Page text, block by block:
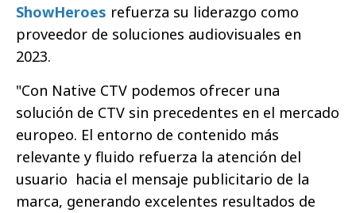
ShowHeroes refuerza su liderazgo como
proveedor de soluciones audiovisuales en
2023.
"Con Native CTV podemos ofrecer una
solución de CTV sin precedentes en el mercado
europeo. El entorno de contenido más
relevante y fluido refuerza la atención del
usuario hacia el mensaje publicitario de la
marca, generando excelentes resultados de